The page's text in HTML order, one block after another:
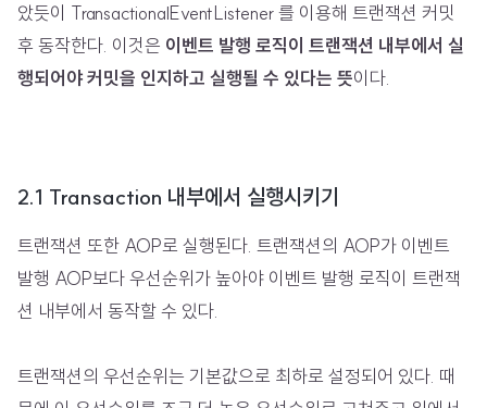
았듯이 TransactionalEventListener 를 이용해 트랜잭션 커밋
후 동작한다. 이것은 이벤트 발행 로직이 트랜잭션 내부에서 실
행되어야 커밋을 인지하고 실행될 수 있다는 뜻이다.
2.1 Transaction 내부에서 실행시키기
트랜잭션 또한 AOP로 실행된다. 트랜잭션의 AOP가 이벤트
발행 AOP보다 우선순위가 높아야 이벤트 발행 로직이 트랜잭
션 내부에서 동작할 수 있다.
트랜잭션의 우선순위는 기본값으로 최하로 설정되어 있다. 때